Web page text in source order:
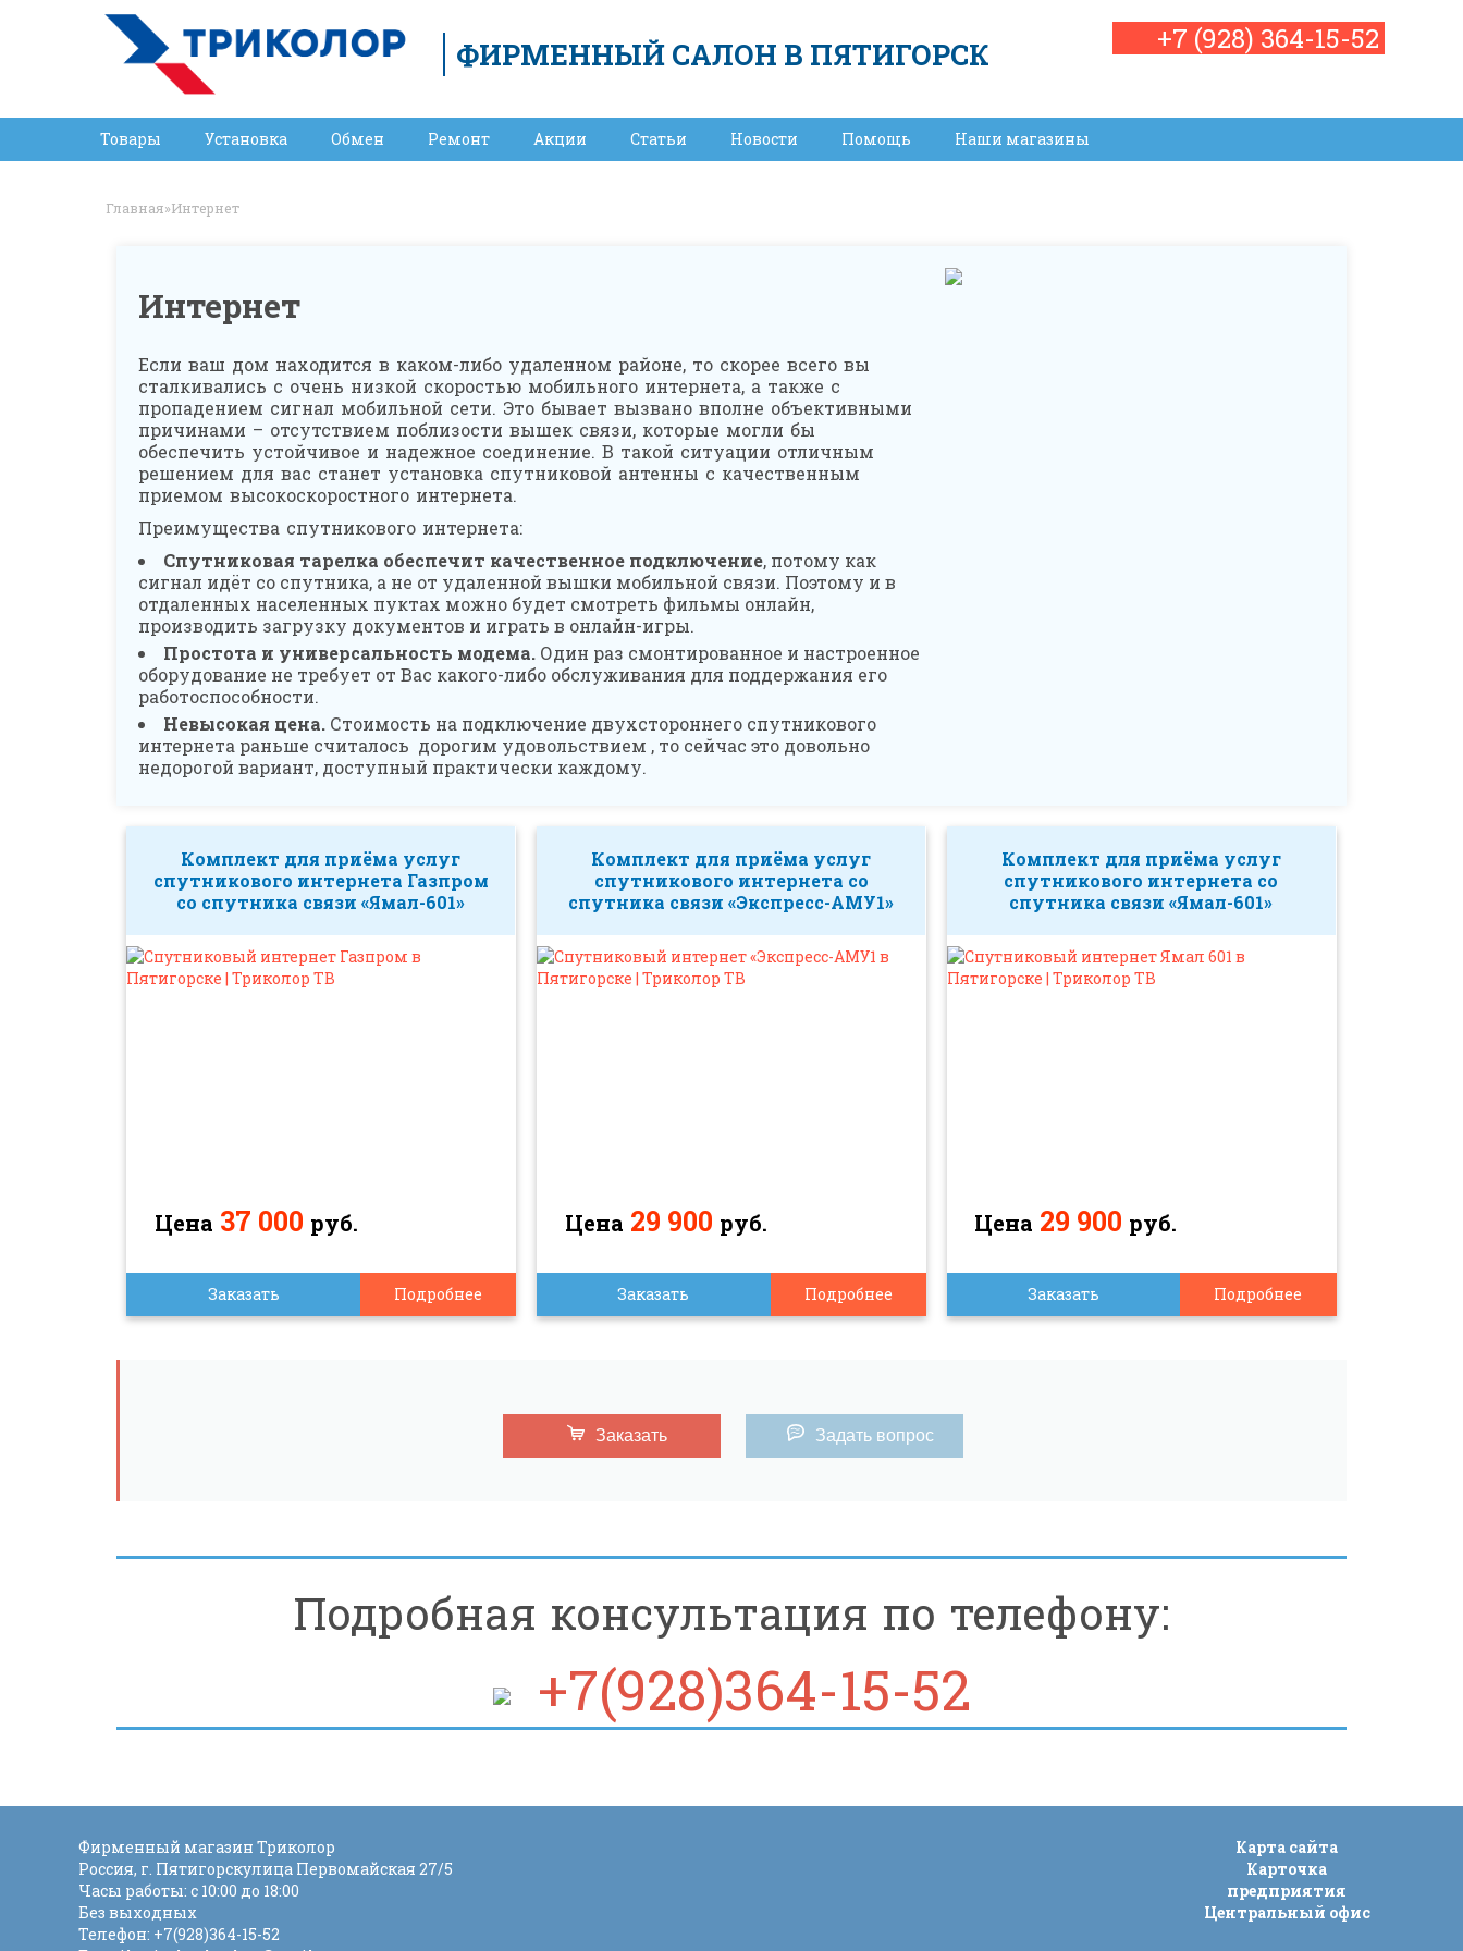
ФИРМЕННЫЙ САЛОН В ПЯТИГОРСК +7 (928) 364-15-52
Товары Установка Обмен Ремонт Акции Статьи Новости Помощь Наши магазины
Главная»Интернет
Интернет
Если ваш дом находится в каком-либо удаленном районе, то скорее всего вы
сталкивались с очень низкой скоростью мобильного интернета, а также с
пропадением сигнал мобильной сети. Это бывает вызвано вполне объективными
причинами – отсутствием поблизости вышек связи, которые могли бы
обеспечить устойчивое и надежное соединение. В такой ситуации отличным
решением для вас станет установка спутниковой антенны с качественным
приемом высокоскоростного интернета.
Преимущества спутникового интернета:
Спутниковая тарелка обеспечит качественное подключение, потому как
сигнал идёт со спутника, а не от удаленной вышки мобильной связи. Поэтому и в
отдаленных населенных пуктах можно будет смотреть фильмы онлайн,
производить загрузку документов и играть в онлайн-игры.
Простота и универсальность модема. Один раз смонтированное и настроенное
оборудование не требует от Вас какого-либо обслуживания для поддержания его
работоспособности.
Невысокая цена. Стоимость на подключение двухстороннего спутникового
интернета раньше считалось дорогим удовольствием , то сейчас это довольно
недорогой вариант, доступный практически каждому.
Комплект для приёма услуг
спутникового интернета Газпром
со спутника связи «Ямал-601»
Цена 37 000 руб.
Заказать Подробнее
Комплект для приёма услуг
спутникового интернета со
спутника связи «Экспресс-АМУ1»
Цена 29 900 руб.
Заказать Подробнее
Комплект для приёма услуг
спутникового интернета со
спутника связи «Ямал-601»
Цена 29 900 руб.
Заказать Подробнее
Заказать Задать вопрос
Подробная консультация по телефону:
+7(928)364-15-52
Фирменный магазин Триколор
Россия, г. Пятигорскулица Первомайская 27/5
Часы работы: с 10:00 до 18:00
Без выходных
Телефон: +7(928)364-15-52
Карта сайта
Карточка
предприятия
Центральный офис